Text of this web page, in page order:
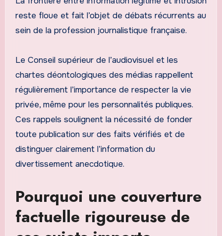
reste floue et fait l’objet de débats récurrents au
sein de la profession journalistique française.
Le Conseil supérieur de l’audiovisuel et les
chartes déontologiques des médias rappellent
régulièrement l’importance de respecter la vie
privée, même pour les personnalités publiques.
Ces rappels soulignent la nécessité de fonder
toute publication sur des faits vérifiés et de
distinguer clairement l’information du
divertissement anecdotique.
Pourquoi une couverture
factuelle rigoureuse de